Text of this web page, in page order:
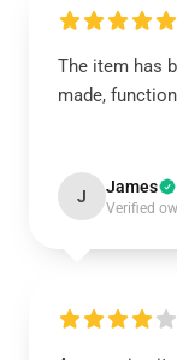
The item has
made,
J James
Verified